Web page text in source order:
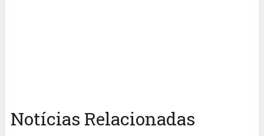
Notícias Relacionadas